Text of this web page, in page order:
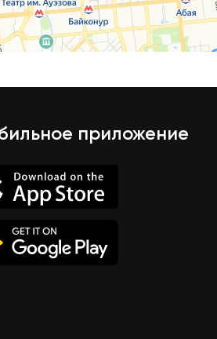
приложение